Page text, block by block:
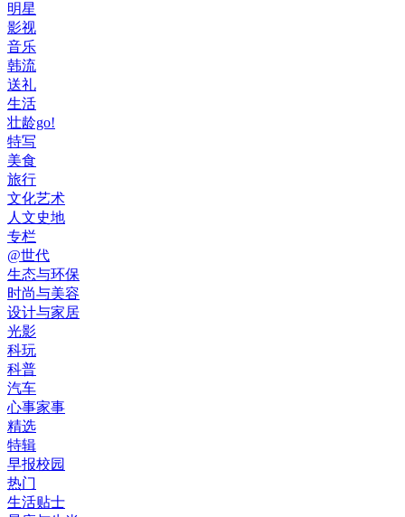
明星
影视
音乐
韩流
送礼
生活
壮龄go!
特写
美食
旅行
文化艺术
人文史地
专栏
@世代
生态与环保
时尚与美容
设计与家居
光影
科玩
科普
汽车
心事家事
精选
特辑
早报校园
热门
生活贴士